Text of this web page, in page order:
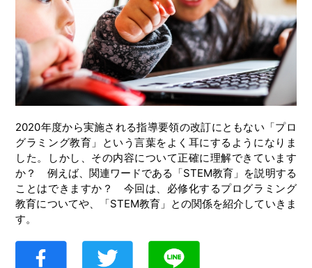
2020年度から実施される指導要領の改訂にともない「プロ
グラミング教育」という言葉をよく耳にするようになりま
した。しかし、その内容について正確に理解できています
か？ 例えば、関連ワードである「STEM教育」を説明する
ことはできますか？ 今回は、必修化するプログラミング
教育についてや、「STEM教育」との関係を紹介していきま
す。